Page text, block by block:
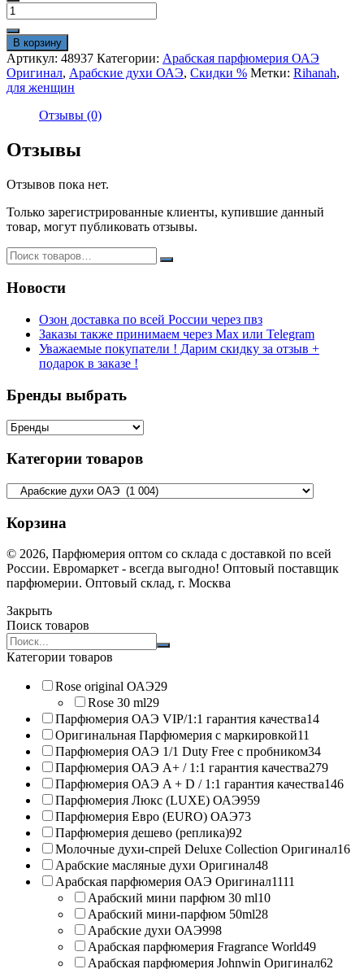
Количество
товара
Арабские
духи
Areej
Al
Oud
Rihanah
ml
оригинал
В корзину
Артикул: 48937 Категории: Арабская парфюмерия ОАЭ
Оригинал, Арабские духи ОАЭ, Скидки % Метки: Rihanah,
для женщин
Отзывы (0)
Отзывы
Отзывов пока нет.
Только зарегистрированные клиенты, купившие данный
товар, могут публиковать отзывы.
Новости
Озон доставка по всей России через пвз
Заказы также принимаем через Max или Telegram
Уважаемые покупатели ! Дарим скидку за отзыв +
подарок в заказе !
Бренды выбрать
Категории товаров
Корзина
© 2026, Парфюмерия оптом со склада с доставкой по всей
России. Евромаркет - всегда выгодно! Оптовый поставщик
парфюмерии. Оптовый склад, г. Москва
Закрыть
Поиск товаров
Search
products:
Категории товаров
Rose original ОАЭ29
Rose 30 ml29
Парфюмерия ОАЭ VIP/1:1 гарантия качества14
Оригинальная Парфюмерия с маркировкой11
Парфюмерия ОАЭ 1/1 Duty Free с пробником34
Парфюмерия ОАЭ A+ / 1:1 гарантия качества279
Парфюмерия ОАЭ A + D / 1:1 гарантия качества146
Парфюмерия Люкс (LUXE) ОАЭ959
Парфюмерия Евро (EURO) ОАЭ73
Парфюмерия дешево (реплика)92
Молочные духи-спрей Deluxe Collection Оригинал16
Арабские масляные духи Оригинал48
Арабская парфюмерия ОАЭ Оригинал1111
Арабский мини парфюм 30 ml10
Арабский мини-парфюм 50ml28
Арабские духи ОАЭ998
Арабская парфюмерия Fragrance World49
Арабская парфюмерия Johnwin Оригинал62